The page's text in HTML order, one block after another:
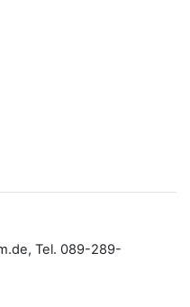
Tel. 089-289-